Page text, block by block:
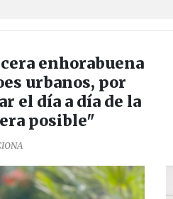
enhorabuena
urbanos, por
el día a día de la
posible"